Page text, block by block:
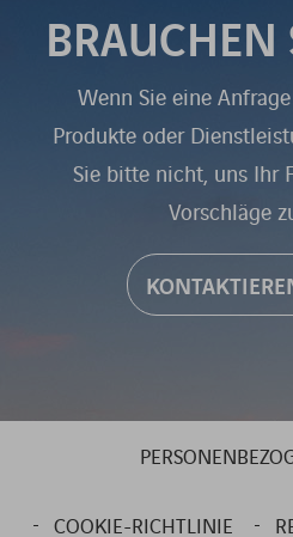
BRAUCHEN
Wenn Sie eine
Produkte oder
Sie bitte nicht, uns Ihr
Vorschläge
COOKIE-RICHTLINIE